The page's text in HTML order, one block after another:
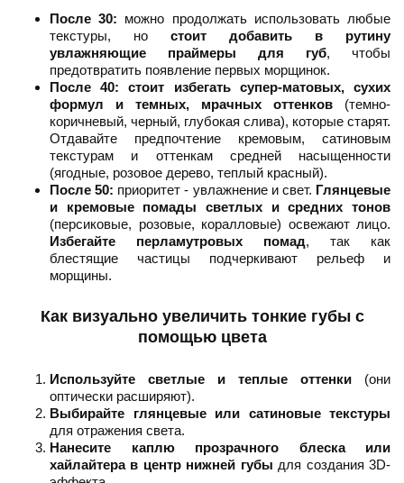
После 30: можно продолжать использовать любые
текстуры, но стоит добавить в рутину
увлажняющие праймеры для губ, чтобы
предотвратить появление первых морщинок.
После 40:
стоит избегать супер-матовых, сухих
формул и темных, мрачных оттенков (темно-
коричневый, черный, глубокая слива), которые старят.
Отдавайте предпочтение кремовым, сатиновым
текстурам и оттенкам средней насыщенности
(ягодные, розовое дерево, теплый красный).
После 50: приоритет - увлажнение и свет. Глянцевые
и кремовые помады светлых и средних тонов
(персиковые, розовые, коралловые) освежают лицо.
Избегайте перламутровых помад, так как
блестящие частицы подчеркивают рельеф и
морщины.
Как визуально увеличить тонкие губы с
помощью цвета
Используйте светлые и теплые оттенки (они
оптически расширяют).
Выбирайте глянцевые или сатиновые текстуры
для отражения света.
Нанесите каплю прозрачного блеска или
хайлайтера в центр нижней губы для создания 3D-